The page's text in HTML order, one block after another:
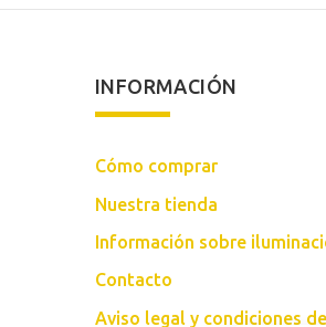
INFORMACIÓN
Cómo comprar
Nuestra tienda
Información sobre
Contacto
Aviso legal y condiciones